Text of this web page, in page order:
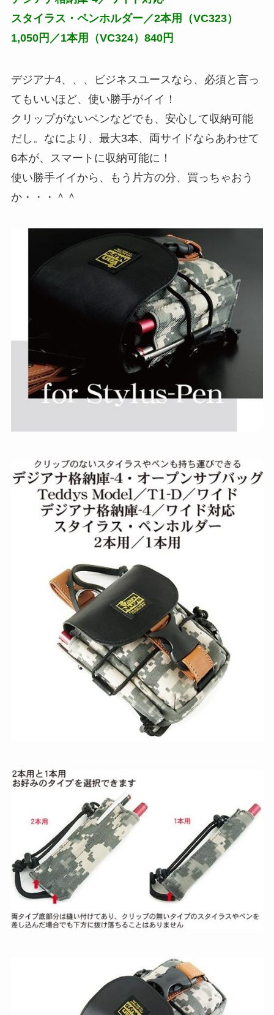
スタイラス・ペンホルダー／2本用（VC323）
1,050円／1本用（VC324）840円
デジアナ4、、、ビジネスユースなら、必須と言っ
てもいいほど、使い勝手がイイ！
クリップがないペンなどでも、安心して収納可能
だし。なにより、最大3本、両サイドならあわせて
6本が、スマートに収納可能に！
使い勝手イイから、もう片方の分、買っちゃおう
か・・・＾＾